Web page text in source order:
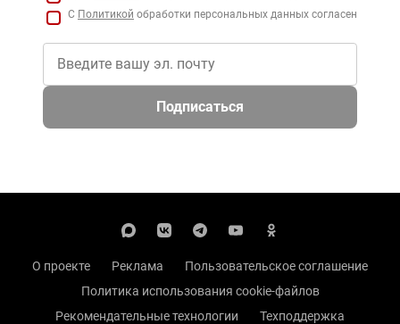
С Политикой обработки персональных данных согласен
Подписаться
О проекте Реклама
Пользовательское соглашение
Политика использования cookie-файлов
Рекомендательные технологии
Техподдержка